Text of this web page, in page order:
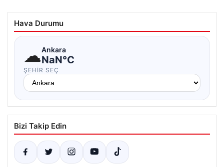
Hava Durumu
☁Ankara
NaN°C
ŞEHIR SEÇ
Bizi Takip Edin